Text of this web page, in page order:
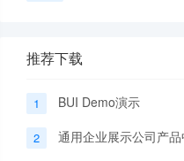
推荐下载
1 BUI Demo演示
2 通用企业展示公司产